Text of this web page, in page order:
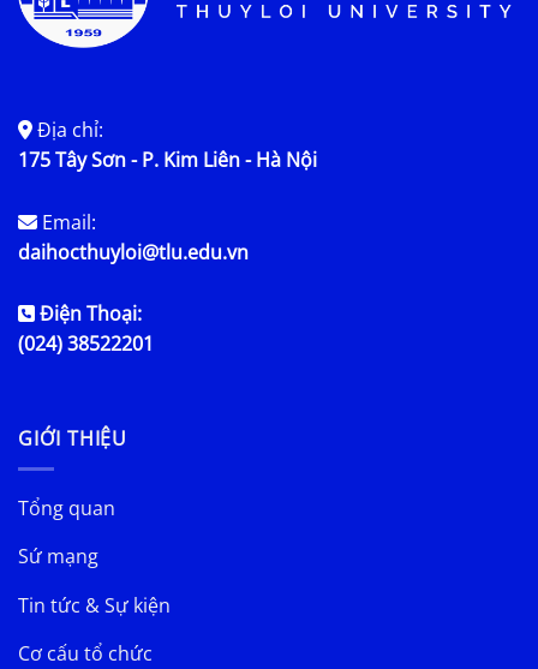
Địa chỉ:
175 Tây Sơn - P. Kim Liên - Hà Nội
Email:
daihocthuyloi@tlu.edu.vn
Điện Thoại:
(024) 38522201
GIỚI THIỆU
Tổng quan
Sứ mạng
Tin tức & Sự kiện
Cơ cấu tổ chức